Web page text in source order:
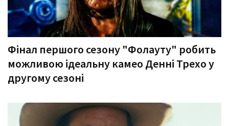
Фінал першого сезону "Фолауту" робить
можливою ідеальну камео Денні Трехо у
другому сезоні